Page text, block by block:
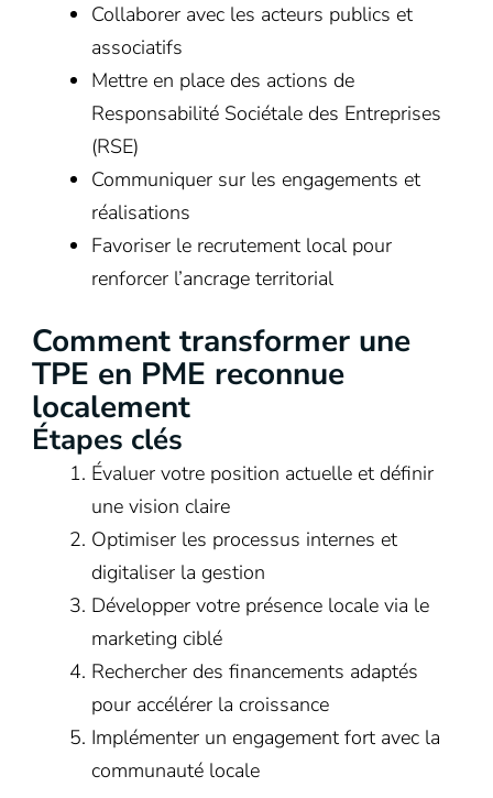
Collaborer avec les acteurs publics et
associatifs
Mettre en place des actions de
Responsabilité Sociétale des Entreprises
(RSE)
Communiquer sur les engagements et
réalisations
Favoriser le recrutement local pour
renforcer l’ancrage territorial
Comment transformer une
TPE en PME reconnue
localement
Étapes clés
Évaluer votre position actuelle et définir
une vision claire
Optimiser les processus internes et
digitaliser la gestion
Développer votre présence locale via le
marketing ciblé
Rechercher des financements adaptés
pour accélérer la croissance
Implémenter un engagement fort avec la
communauté locale